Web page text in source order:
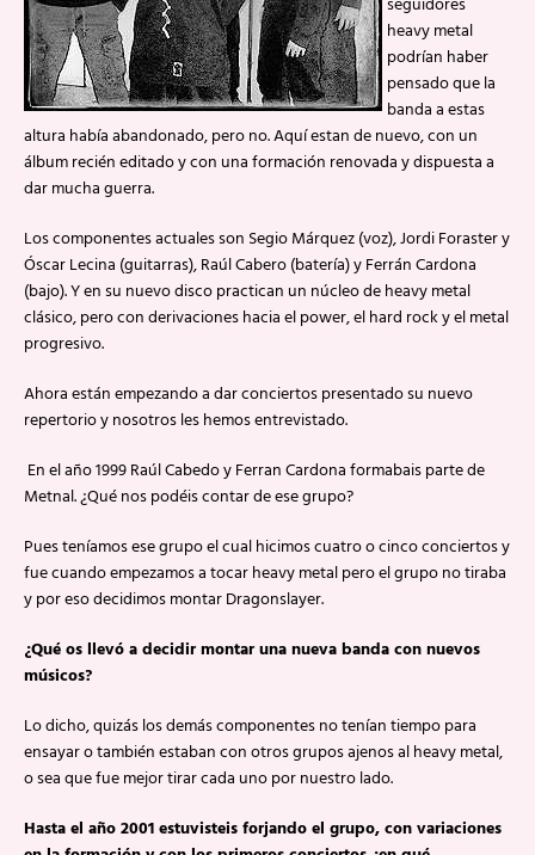
heavy metal
podrían haber
pensado que la
banda a estas
altura había abandonado, pero no. Aquí estan de nuevo, con un
álbum recién editado y con una formación renovada y dispuesta a
dar mucha guerra.
Los componentes actuales son Segio Márquez (voz), Jordi Foraster y
Óscar Lecina (guitarras), Raúl Cabero (batería) y Ferrán Cardona
(bajo). Y en su nuevo disco practican un núcleo de heavy metal
clásico, pero con derivaciones hacia el power, el hard rock y el metal
progresivo.
Ahora están empezando a dar conciertos presentado su nuevo
repertorio y nosotros les hemos entrevistado.
 En el año 1999 Raúl Cabedo y Ferran Cardona formabais parte de
Metnal. ¿Qué nos podéis contar de ese grupo?
Pues teníamos ese grupo el cual hicimos cuatro o cinco conciertos y
fue cuando empezamos a tocar heavy metal pero el grupo no tiraba
y por eso decidimos montar Dragonslayer.
¿Qué os llevó a decidir montar una nueva banda con nuevos
músicos?
Lo dicho, quizás los demás componentes no tenían tiempo para
ensayar o también estaban con otros grupos ajenos al heavy metal,
o sea que fue mejor tirar cada uno por nuestro lado.
Hasta el año 2001 estuvisteis forjando el grupo, con variaciones